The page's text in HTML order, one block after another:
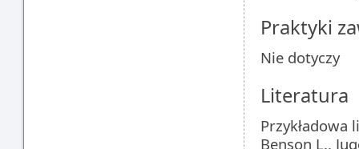
Praktyki
Nie dotyczy
Literatura
Przykładowa
Benson L.,